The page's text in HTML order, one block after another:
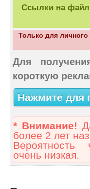
Ссылки на
Только для
Для
короткую
Нажмите для
* Внимание!
более 2 лет
очень низкая.